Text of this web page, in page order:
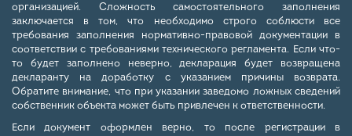
организацией. Сложность самостоятельного заполнения
заключается в том, что необходимо строго соблюсти все
требования заполнения нормативно-правовой документации в
соответствии с требованиями технического регламента. Если что-
то будет заполнено неверно, декларация будет возвращена
декларанту на доработку с указанием причины возврата.
Обратите внимание, что при указании заведомо ложных сведений
собственник объекта может быть привлечен к ответственности.
Если документ оформлен верно, то после регистрации в